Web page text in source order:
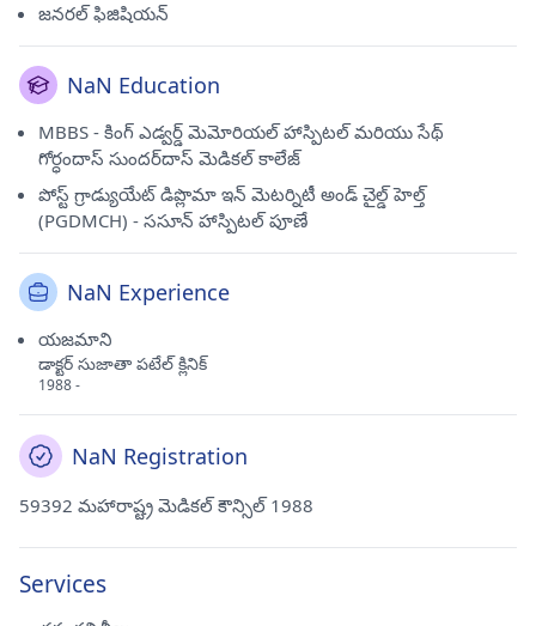
జనరల్ ఫిజిషియన్
NaN Education
MBBS - కింగ్ ఎడ్వర్డ్ మెమోరియల్ హాస్పిటల్ మరియు సేథ్
గోర్ధందాస్ సుందర్‌దాస్ మెడికల్ కాలేజ్
పోస్ట్ గ్రాడ్యుయేట్ డిప్లొమా ఇన్ మెటర్నిటీ అండ్ చైల్డ్ హెల్త్
(PGDMCH) - ససూన్ హాస్పిటల్ పూణే
NaN Experience
యజమాని
డాక్టర్ సుజాతా పటేల్ క్లినిక్
1988 -
NaN Registration
59392 మహారాష్ట్ర మెడికల్ కౌన్సిల్ 1988
Services